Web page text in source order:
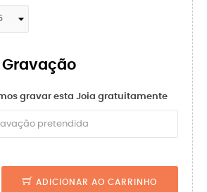
Gravação
gravar esta Joia gratuitamente
ADICIONAR AO CARRINHO